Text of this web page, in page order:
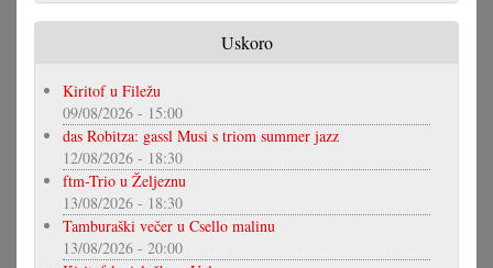
Uskoro
Kiritof u Filežu
09/08/2026 - 15:00
das Robitza: gassl Musi s triom summer jazz
12/08/2026 - 18:30
ftm-Trio u Željeznu
13/08/2026 - 18:30
Tamburaški večer u Csello malinu
13/08/2026 - 20:00